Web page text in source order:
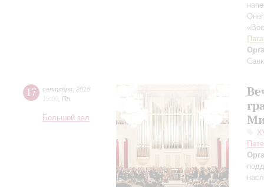
17 сентября 2018
19:00 Пн
Большой зал